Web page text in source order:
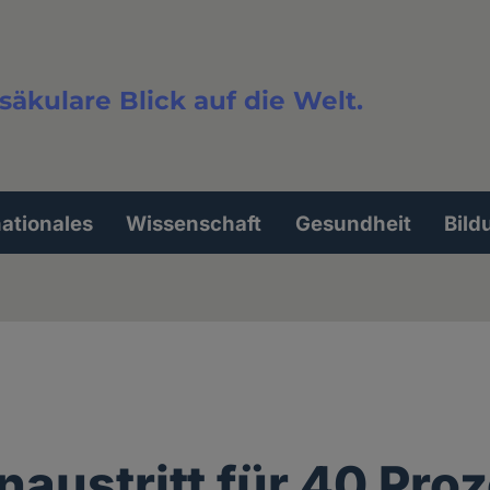
Blick auf die Welt.
Wissenschaft Gesundheit